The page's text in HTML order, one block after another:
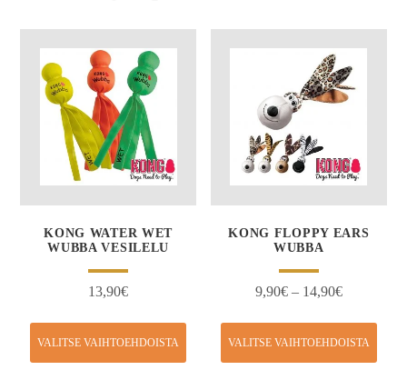
KONG WATER WET
WUBBA VESILELU
13,90€
VALITSE VAIHTOEHDOISTA
KONG FLOPPY EARS
WUBBA
9,90€ – 14,90€
VALITSE VAIHTOEHDOISTA